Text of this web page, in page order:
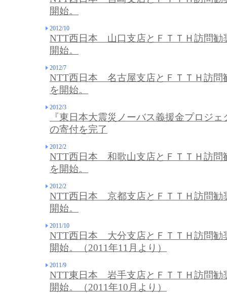
開始。
2012/10
NTT西日本 山口支店とＦＴＴＨ訪問勧
開始。
2012/7
NTT西日本 名古屋支店とＦＴＴＨ訪問
を開始。
2012/3
『東日本大震災ノーバス義援金プロジ
の寄付を完了
2012/2
NTT西日本 和歌山支店とＦＴＴＨ訪問
を開始。
2012/2
NTT西日本 京都支店とＦＴＴＨ訪問勧
開始。
2011/10
NTT西日本 大分支店とＦＴＴＨ訪問勧
開始。（2011年11月より）
2011/9
NTT東日本 岩手支店とＦＴＴＨ訪問勧
開始。（2011年10月より）